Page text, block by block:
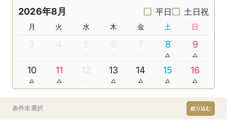
2026年8月 平日 土日祝
月 火 水 木 金 土 日
3 4 5 6 7 8 9
10 11 12 13 14 15 16
条件未選択 絞り込む